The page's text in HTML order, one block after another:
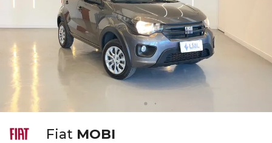
Fiat MOBI